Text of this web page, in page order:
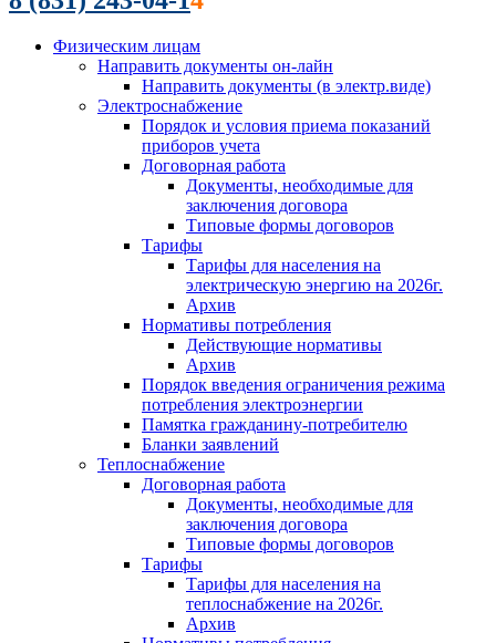
Физическим лицам
Направить документы он-лайн
Направить документы (в электр.виде)
Электроснабжение
Порядок и условия приема показаний
приборов учета
Договорная работа
Документы, необходимые для
заключения договора
Типовые формы договоров
Тарифы
Тарифы для населения на
электрическую энергию на 2026г.
Архив
Нормативы потребления
Действующие нормативы
Архив
Порядок введения ограничения режима
потребления электроэнергии
Памятка гражданину-потребителю
Бланки заявлений
Теплоснабжение
Договорная работа
Документы, необходимые для
заключения договора
Типовые формы договоров
Тарифы
Тарифы для населения на
теплоснабжение на 2026г.
Архив